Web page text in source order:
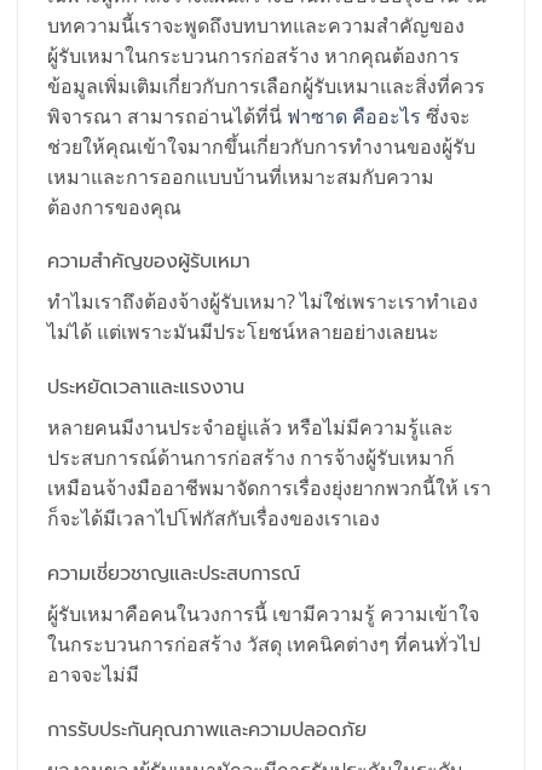
บทความนี้เราจะพูดถึงบทบาทและความสำคัญของ
ผู้รับเหมาในกระบวนการก่อสร้าง หากคุณต้องการ
ข้อมูลเพิ่มเติมเกี่ยวกับการเลือกผู้รับเหมาและสิ่งที่ควร
พิจารณา สามารถอ่านได้ที่นี่ ฟาซาด คืออะไร ซึ่งจะ
ช่วยให้คุณเข้าใจมากขึ้นเกี่ยวกับการทำงานของผู้รับ
เหมาและการออกแบบบ้านที่เหมาะสมกับความ
ต้องการของคุณ
ความสำคัญของผู้รับเหมา
ทำไมเราถึงต้องจ้างผู้รับเหมา? ไม่ใช่เพราะเราทำเอง
ไม่ได้ แต่เพราะมันมีประโยชน์หลายอย่างเลยนะ
ประหยัดเวลาและแรงงาน
หลายคนมีงานประจำอยู่แล้ว หรือไม่มีความรู้และ
ประสบการณ์ด้านการก่อสร้าง การจ้างผู้รับเหมาก็
เหมือนจ้างมืออาชีพมาจัดการเรื่องยุ่งยากพวกนี้ให้ เรา
ก็จะได้มีเวลาไปโฟกัสกับเรื่องของเราเอง
ความเชี่ยวชาญและประสบการณ์
ผู้รับเหมาคือคนในวงการนี้ เขามีความรู้ ความเข้าใจ
ในกระบวนการก่อสร้าง วัสดุ เทคนิคต่างๆ ที่คนทั่วไป
อาจจะไม่มี
การรับประกันคุณภาพและความปลอดภัย